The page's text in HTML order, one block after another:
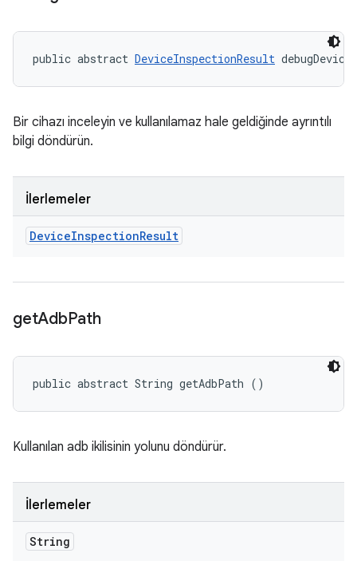
public abstract DeviceInspectionResult
Bir cihazı inceleyin ve kullanılamaz hale geldiğinde ayrıntılı
bilgi döndürün.
İlerlemeler
DeviceInspectionResult
getAdbPath
public abstract String getAdbPath ()
Kullanılan adb ikilisinin yolunu döndürür.
İlerlemeler
String